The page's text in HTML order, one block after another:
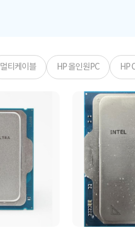
멀티케이블 HP 올인원PC HP